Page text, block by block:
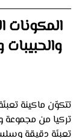
المكونات
تتكوّن ماكينة
تركيا من مجموعة
تعبئة دقيقة